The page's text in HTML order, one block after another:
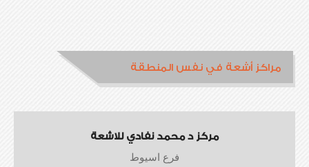
مراكز أشعة في نفس المنطقة
مركز د محمد نفادي للاشعة
فرع اسيوط